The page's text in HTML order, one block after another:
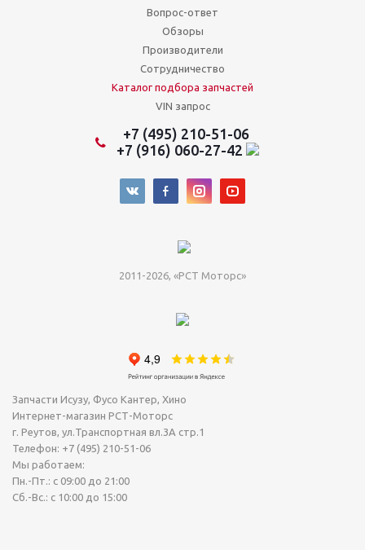
Вопрос-ответ
Обзоры
Производители
Сотрудничество
Каталог подбора запчастей
VIN запрос
+7 (495) 210-51-06
+7 (916) 060-27-42
2011-2026, «РСТ Моторс»
Запчасти Исузу, Фусо Кантер, Хино
Интернет-магазин РСТ-Моторс
г. Реутов, ул.Транспортная вл.3А стр.1
Телефон: +7 (495) 210-51-06
Мы работаем:
Пн.-Пт.: с 09:00 до 21:00
Сб.-Вс.: с 10:00 до 15:00